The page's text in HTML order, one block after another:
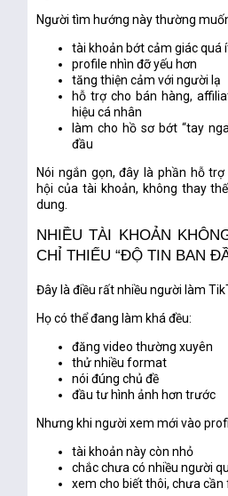
Người tìm hướng này thường
tài khoản bớt cảm giác quá
profile nhìn đỡ yếu hơn
tăng thiện cảm với người lạ
hỗ trợ cho bán hàng,
hiệu cá nhân
làm cho hồ sơ bớt “tay
đầu
Nói ngắn gọn, đây là phần hỗ trợ
hội của tài khoản, không thay
dung.
NHIỀU TÀI KHOẢN
CHỈ THIẾU “ĐỘ TIN BAN
Đây là điều rất nhiều người làm
Họ có thể đang làm khá đều:
đăng video thường xuyên
thử nhiều format
nói đúng chủ đề
đầu tư hình ảnh hơn trước
Nhưng khi người xem mới vào
tài khoản này còn nhỏ
chắc chưa có nhiều người
xem cho biết thôi, chưa cần